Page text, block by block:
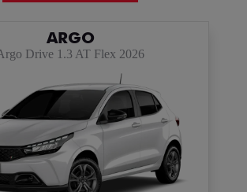
ARGO
Drive 1.3 AT Flex 2026